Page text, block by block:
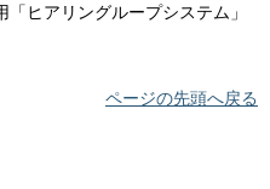
ヒアリングループシステム」
ページの先頭へ戻る